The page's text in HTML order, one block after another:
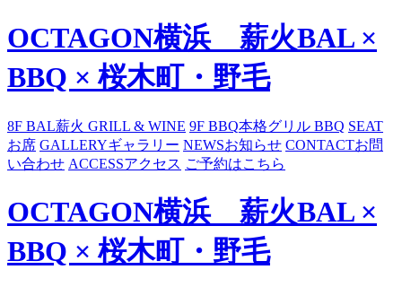
OCTAGON横浜 薪火BAL ×
BBQ × 桜木町・野毛
8F BAL薪火 GRILL & WINE 9F BBQ本格グリル BBQ SEAT
お席 GALLERYギャラリー NEWSお知らせ CONTACTお問
い合わせ ACCESSアクセス ご予約はこちら
OCTAGON横浜 薪火BAL ×
BBQ × 桜木町・野毛